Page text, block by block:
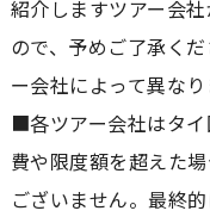
紹介しますツアー会
ので、予めご了承く
ー会社によって異なり
■各ツアー会社はタ
費や限度額を超えた
ございません。最終